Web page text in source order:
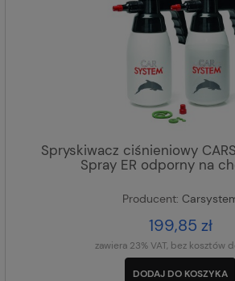
Spryskiwacz ciśnieniowy
Spray ER odporny na
Producent:
199,85 zł
zawiera 23% VAT, bez kosztów
DODAJ DO KOSZYKA